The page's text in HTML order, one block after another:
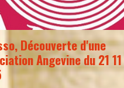
Découverte d'une
Angevine du 21 11